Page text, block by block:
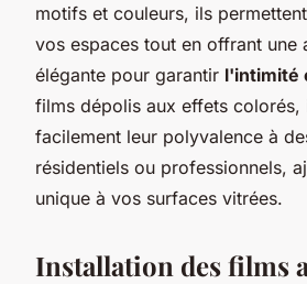
motifs et couleurs, ils
vos espaces tout en offrant une
élégante pour garantir l'intimité
films dépolis aux effets colorés,
facilement leur polyvalence à
résidentiels ou professionnels,
unique à vos surfaces vitrées.
Installation des films